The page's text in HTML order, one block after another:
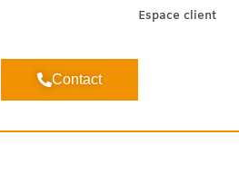
Espace client
Contact